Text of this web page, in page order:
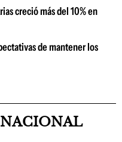
creció más del 10% en
de mantener los